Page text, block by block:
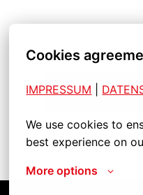
Cookies
IMPRESSUM
We use cookies to
best experience on
More options